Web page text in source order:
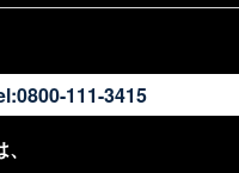
111-3415